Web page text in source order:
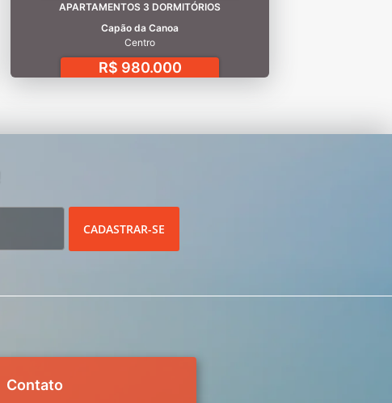
APARTAMENTOS 3 DORMITÓRIOS
Capão da Canoa
Centro
R$ 980.000
CADASTRAR-SE
Contato